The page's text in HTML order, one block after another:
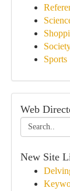
Sports
Web
New Site